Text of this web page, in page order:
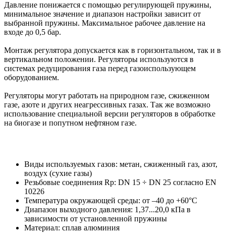
Давление понижается с помощью регулирующей пружины,
минимальное значение и диапазон настройки зависит от
выбранной пружины. Максимальное рабочее давление на
входе до 0,5 бар.
Монтаж регулятора допускается как в горизонтальном, так и в
вертикальном положении. Регуляторы используются в
системах редуцирования газа перед газоиспользующем
оборудованием.
Регуляторы могут работать на природном газе, сжиженном
газе, азоте и других неагрессивных газах. Так же возможно
использование специальной версии регуляторов в обработке
на биогазе и попутном нефтяном газе.
Виды используемых газов: метан, сжиженный газ, азот,
воздух (сухие газы)
Резьбовые соединения Rp: DN 15 ÷ DN 25 согласно EN
10226
Температура окружающей среды: от –40 до +60°С
Диапазон выходного давления: 1,37...20,0 кПа в
зависимости от установленной пружины
Материал: сплав алюминия